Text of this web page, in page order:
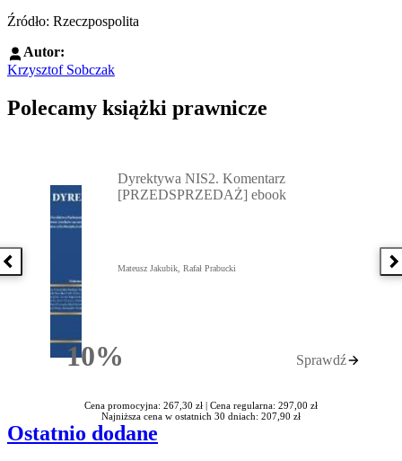
Źródło: Rzeczpospolita
Autor:
Krzysztof Sobczak
Polecamy książki prawnicze
Poprzednia książka
10%Rabatu
Dyrektywa NIS2. Komentarz
[PRZEDSPRZEDAŻ] ebook
Mateusz Jakubik, Rafał Prabucki
Sprawdź
Cena promocyjna: 267,30 zł | Cena regularna: 297,00 zł
Najniższa cena w ostatnich 30 dniach: 207,90 zł
Ostatnio dodane